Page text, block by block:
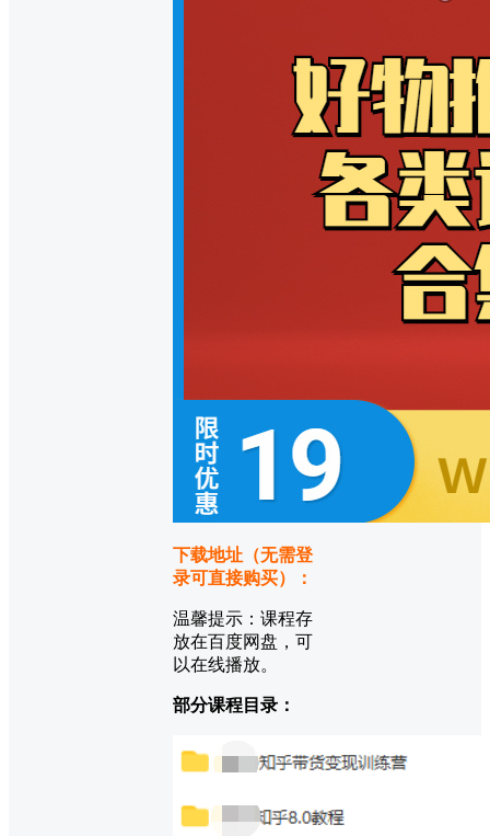
下载地址（无需登
录可直接购买）：
温馨提示：课程存
放在百度网盘，可
以在线播放。
部分课程目录：